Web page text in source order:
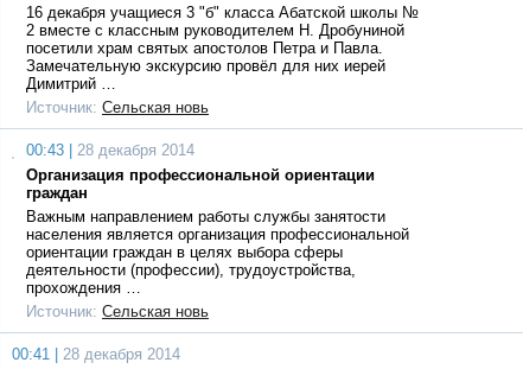
16 декабря учащиеся 3 "б" класса Абатской школы №
2 вместе с классным руководителем Н. Дробуниной
посетили храм святых апостолов Петра и Павла.
Замечательную экскурсию провёл для них иерей
Димитрий …
Источник: Сельская новь
00:43 |
28 декабря 2014
Организация профессиональной ориентации
граждан
Важным направлением работы службы занятости
населения является организация профессиональной
ориентации граждан в целях выбора сферы
деятельности (профессии), трудоустройства,
прохождения …
Источник: Сельская новь
00:41 |
28 декабря 2014